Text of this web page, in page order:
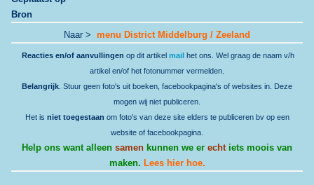
Bron
Naar > menu District Middelburg / Zeeland
Reacties en/of aanvullingen op dit artikel mail het ons. Wel graag de naam v/h
artikel en/of het fotonummer vermelden.
Belangrijk . Stuur geen foto's uit boeken, facebookpagina's of websites in. Deze
mogen wij niet publiceren.
Het is niet toegestaan om foto's van deze site elders te publiceren bv op een
website of facebookpagina.
Help ons want alleen samen kunnen we er echtiets moois van
maken. Lees hier hoe.